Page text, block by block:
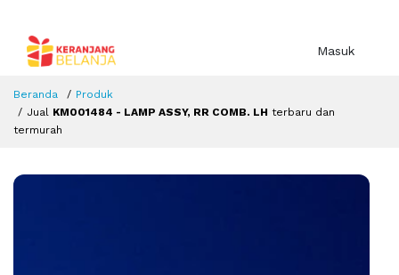
Masuk
Beranda
Produk
Jual KM001484 - LAMP ASSY, RR COMB. LH terbaru dan
termurah